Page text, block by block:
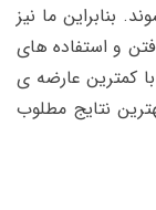
بنابراین ما نیز
و استفاده های
کمترین عارضه ی
نتایج مطلوب